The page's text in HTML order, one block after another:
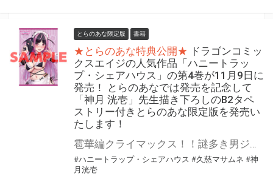
とらのあな限定版 書籍
★とらのあな特典公開★ ドラゴンコミッ
クスエイジの人気作品「ハニートラッ
プ・シェアハウス」の第4巻が11月9日に
発売！ とらのあなでは発売を記念して
「神月 洸壱」先生描き下ろしのB2タペ
ストリー付きとらのあな限定版を発売い
たします！
#ハニートラップ・シェアハウス #久慈マサムネ #神
月洸壱